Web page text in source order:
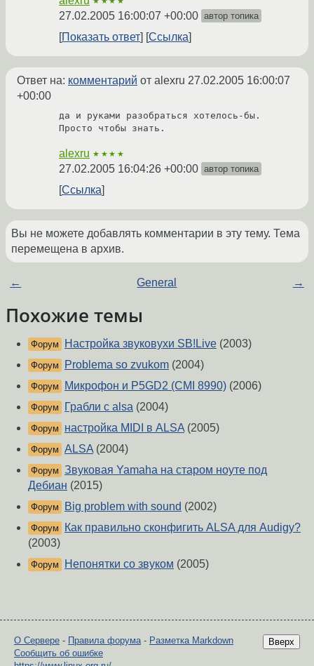
27.02.2005 16:00:07 +00:00 автор топика
Показать ответ Ссылка
Ответ на: комментарий от alexru 27.02.2005 16:00:07
+00:00
да и руками разобраться хотелось-бы.
Просто чтобы знать.
alexru ★★★★
27.02.2005 16:04:26 +00:00 автор топика
Ссылка
Вы не можете добавлять комментарии в эту тему. Тема
перемещена в архив.
← General →
Похожие темы
Форум Настройка звуковухи SB!Live (2003)
Форум Problema so zvukom (2004)
Форум Микрофон и P5GD2 (CMI 8990) (2006)
Форум Грабли с alsa (2004)
Форум настройка MIDI в ALSA (2005)
Форум ALSA (2004)
Форум Звуковая Yamaha на старом ноуте под
Дебиан (2015)
Форум Big problem with sound (2002)
Форум
Как правильно сконфигить ALSA для Audigy?
(2003)
Форум Непонятки со звуком (2005)
Вверх
О Сервере - Правила форума- Разметка Markdown
Сообщить об ошибке